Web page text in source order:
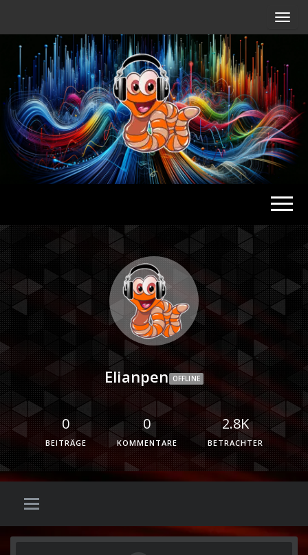
Radio
Elianpen OFFLINE
0
BEITRÄGE
0
KOMMENTARE
2.8K
BETRACHTER